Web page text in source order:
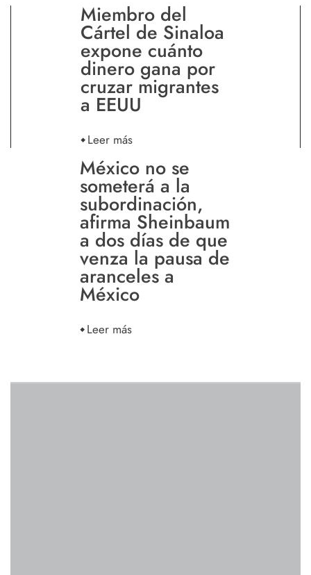
Miembro del
Cártel de Sinaloa
expone cuánto
dinero gana por
cruzar migrantes
a EEUU
Leer más
México no se
someterá a la
subordinación,
afirma Sheinbaum
a dos días de que
venza la pausa de
aranceles a
México
Leer más